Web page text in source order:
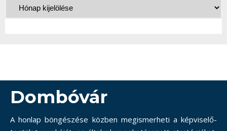
Dombóvár
A honlap böngészése közben megismerheti a képviselő-